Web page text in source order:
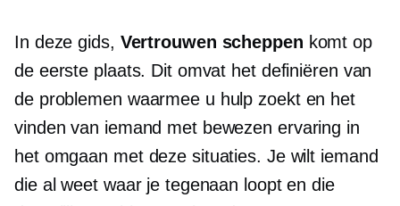
In deze gids, Vertrouwen scheppen komt op
de eerste plaats. Dit omvat het definiëren van
de problemen waarmee u hulp zoekt en het
vinden van iemand met bewezen ervaring in
het omgaan met deze situaties. Je wilt iemand
die al weet waar je tegenaan loopt en die